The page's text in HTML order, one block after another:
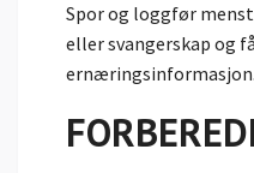
Spor og loggfør
ellersvangerskap og
ernæringsinformasjon.